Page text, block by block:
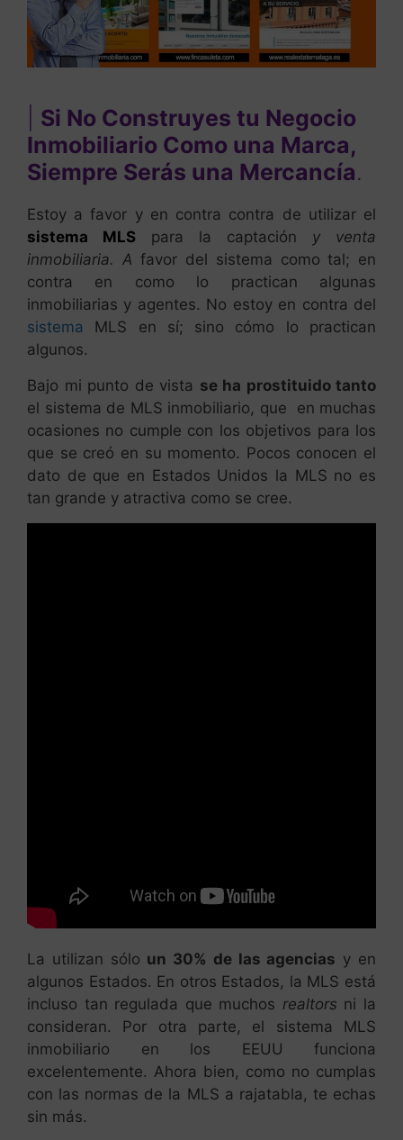
Si No Construyes tu Negocio
Inmobiliario Como una Marca,
Siempre Serás una Mercancía.
Estoy a favor y en contra contra de utilizar el
sistema MLS para la captación y venta
inmobiliaria. A favor del sistema como tal; en
contra en como lo practican algunas
inmobiliarias y agentes. No estoy en contra del
sistema MLS en sí; sino cómo lo practican
algunos.
Bajo mi punto de vista se ha prostituido tanto
el sistema de MLS inmobiliario, que en muchas
ocasiones no cumple con los objetivos para los
que se creó en su momento. Pocos conocen el
dato de que en Estados Unidos la MLS no es
tan grande y atractiva como se cree.
La utilizan sólo un 30% de las agencias y en
algunos Estados. En otros Estados, la MLS está
incluso tan regulada que muchos realtors ni la
consideran. Por otra parte, el sistema MLS
inmobiliario en los EEUU funciona
excelentemente. Ahora bien, como no cumplas
con las normas de la MLS a rajatabla, te echas
sin más.